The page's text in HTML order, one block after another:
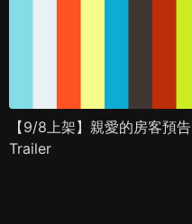
【9/8上架】親愛的房客預告
Trailer